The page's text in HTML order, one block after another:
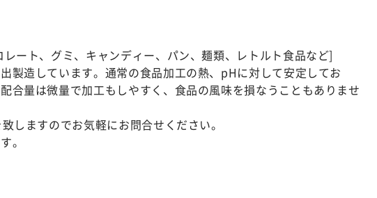
ート、グミ、キャンディー、パン、麺類、レトルト食品など]
製造しています。通常の食品加工の熱、pHに対して安定してお
合量は微量で加工もしやすく、食品の風味を損なうこともありませ
しますのでお気軽にお問合せください。
。